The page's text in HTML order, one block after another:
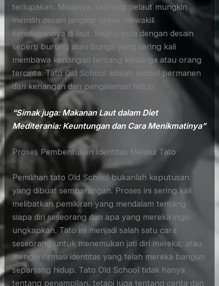
terlupakan. Misalnya, seorang pelaut mungkin
memilih desain jangkar untuk mewakili
kehidupannya di laut. Begitu pula dengan desain
seperti burung atau bunga yang sering kali
membawa kenangan tentang keluarga atau orang
tercinta. Tato Old School adalah simbol permanen
dari kenangan dan pengalaman hidup.
“Simak juga: Makanan Laut dalam Diet
Mediterania: Keuntungan dan Cara Menikmatinya”
Proses Pembentukan Identitas Melalui Tato
Pemilihan tato Old School bukanlah keputusan
yang dibuat sembarangan. Proses ini sering kali
melibatkan pemikiran yang mendalam tentang
siapa diri seseorang dan apa yang mereka ingin
ungkapkan. Tato ini menjadi salah satu cara
seseorang untuk menemukan jati diri mereka, atau
mengonfirmasi identitas yang telah mereka bangun
sepanjang hidup. Tato Old School tidak hanya
tentang penampilan, tetapi juga tentang cerita dan